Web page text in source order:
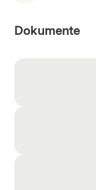
Dokumente